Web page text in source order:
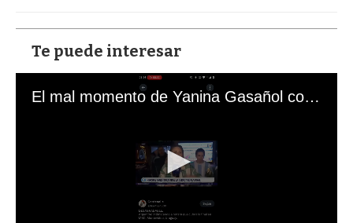
Te puede interesar
El mal momento de Yanina Gasañol con un hincha argentino en "Subrayado"